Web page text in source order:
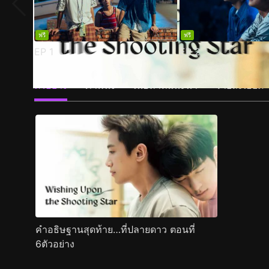
ฟรี
EP 1
ฟรี
EP2
ตัวอย่าง ภาพนิ่ง เนื้อหาที่แนะนำ รายละเอียด
คำอธิษฐานสุดท้าย…ที่ปลายดาว ตอนที่
6ตัวอย่าง